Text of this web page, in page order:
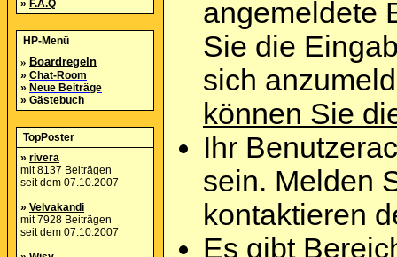
» F.A.Q
HP-Menü
» Boardregeln
» Chat-Room
» Neue Beiträge
» Gästebuch
TopPoster
» rivera
mit 8137 Beiträgen
seit dem 07.10.2007
» Velvakandi
mit 7928 Beiträgen
seit dem 07.10.2007
angemeldete
Sie die
sich
können Sie
Ihr
sein. Melden
kontaktieren
Es gibt